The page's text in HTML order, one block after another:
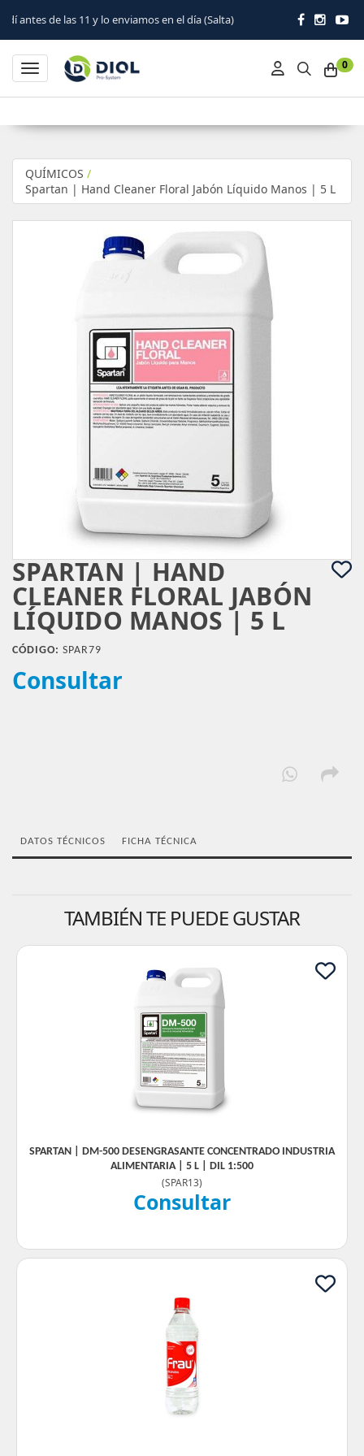
y lo enviamos en el día (Salta)
0
Toggle navigation
QUÍMICOS /
Spartan | Hand Cleaner Floral Jabón Líquido Manos | 5 L
SPARTAN | HAND
CLEANER FLORAL JABÓN
LÍQUIDO MANOS | 5 L
CÓDIGO: SPAR79
Consultar
DATOS TÉCNICOS FICHA TÉCNICA
TAMBIÉN TE PUEDE GUSTAR
SPARTAN | DM-500 DESENGRASANTE CONCENTRADO INDUSTRIA
ALIMENTARIA | 5 L | DIL 1:500
(SPAR13)
Consultar